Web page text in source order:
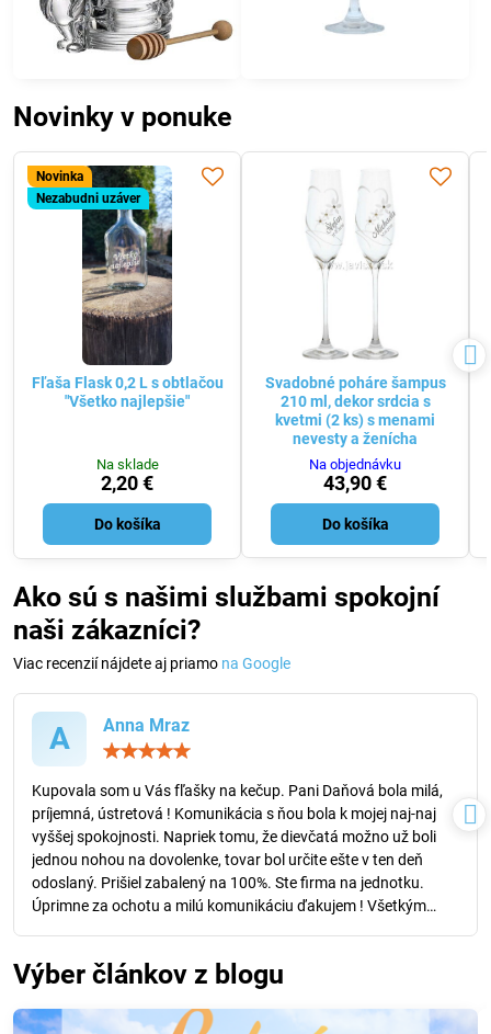
Novinky v ponuke
Novinka
Nezabudni uzáver
Fľaša Flask 0,2 L s obtlačou
"Všetko najlepšie"
Na sklade
2,20 €
Do košíka
Svadobné poháre šampus
210 ml, dekor srdcia s
kvetmi (2 ks) s menami
nevesty a ženícha
Na objednávku
43,90 €
Do košíka
Ako sú s našimi službami spokojní
naši zákazníci?
Viac recenzií nájdete aj priamo na Google
A Anna Mraz
5
Kupovala som u Vás fľašky na kečup. Pani Daňová bola milá,
príjemná, ústretová ! Komunikácia s ňou bola k mojej naj-naj
vyššej spokojnosti. Napriek tomu, že dievčatá možno už boli
jednou nohou na dovolenke, tovar bol určite ešte v ten deň
odoslaný. Prišiel zabalený na 100%. Ste firma na jednotku.
Úprimne za ochotu a milú komunikáciu ďakujem ! Všetkým
veľa úspechov, a veľa spokojných zákazníkov.
Výber článkov z blogu